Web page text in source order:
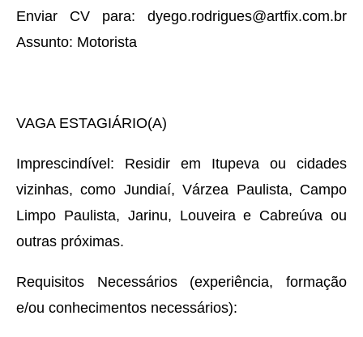
Enviar CV para: dyego.rodrigues@artfix.com.br
Assunto: Motorista
VAGA ESTAGIÁRIO(A)
Imprescindível: Residir em Itupeva ou cidades
vizinhas, como Jundiaí, Várzea Paulista, Campo
Limpo Paulista, Jarinu, Louveira e Cabreúva ou
outras próximas.
Requisitos Necessários (experiência, formação
e/ou conhecimentos necessários):